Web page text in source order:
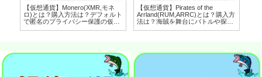
【仮想通貨】Monero(XMR,モネ
ロ)とは？購入方法は？デフォルト
で匿名のプライバシー保護の仮想
【仮想通貨】Pirates of the
Arrland(RUM,ARRC)とは？購入方
法は？海賊を舞台にバトルや探索